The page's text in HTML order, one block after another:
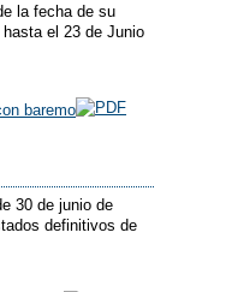
la fecha de su
el 23 de Junio
baremo
30 de junio de
definitivos de